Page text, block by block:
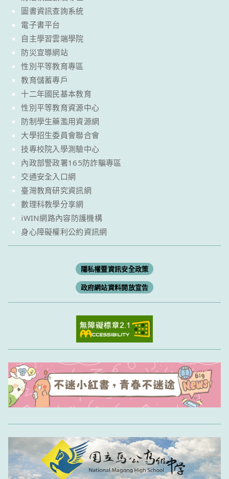
圖書資訊查詢系統
電子書平台
自主學習雲端學院
防災宣導網站
性別平等教育專區
教育儲蓄專戶
十二年國民基本教育
性別平等教育資源中心
防制學生藥濫用資源網
大學招生委員會聯合會
技專校院入學測驗中心
內政部警政署165防詐騙專區
交通安全入口網
臺灣教育研究資訊網
數理科教學分享網
iWIN網路內容防護機構
身心障礙權利公約資訊網
隱私權暨資訊安全政策
政府網站資料開放宣告